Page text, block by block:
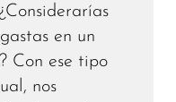
en un
Con ese tipo
nos